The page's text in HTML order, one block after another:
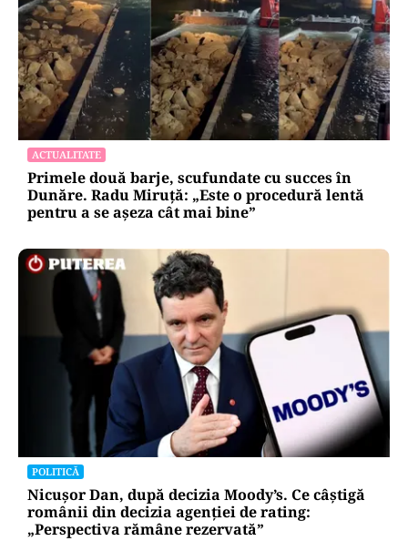
ACTUALITATE
Primele două barje, scufundate cu succes în
Dunăre. Radu Miruță: „Este o procedură lentă
pentru a se așeza cât mai bine”
POLITICĂ
Nicușor Dan, după decizia Moody’s. Ce câștigă
românii din decizia agenției de rating:
„Perspectiva rămâne rezervată”